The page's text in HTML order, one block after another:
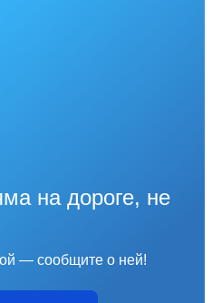
на дороге, не
— сообщите о ней!